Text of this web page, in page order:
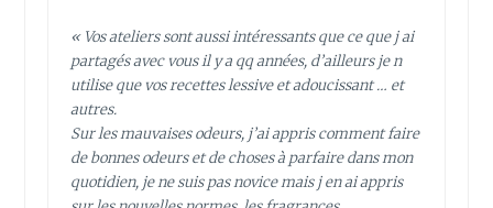
« Vos ateliers sont aussi intéressants que ce que j ai
partagés avec vous il y a qq années, d’ailleurs je n
utilise que vos recettes lessive et adoucissant … et
autres.
Sur les mauvaises odeurs, j’ai appris comment faire
de bonnes odeurs et de choses à parfaire dans mon
quotidien, je ne suis pas novice mais j en ai appris